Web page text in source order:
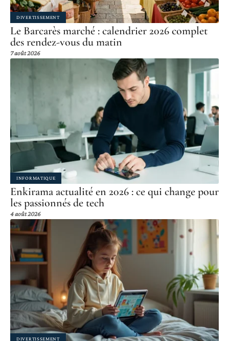
DIVERTISSEMENT
Le Barcarès marché : calendrier 2026 complet
des rendez-vous du matin
7 août 2026
INFORMATIQUE
Enkirama actualité en 2026 : ce qui change pour
les passionnés de tech
4 août 2026
DIVERTISSEMENT